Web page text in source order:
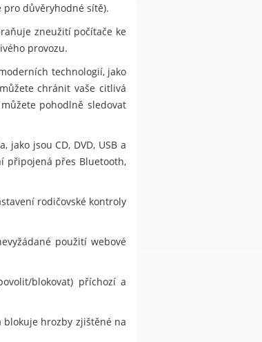
důvěryhodné sítě).
zneužití počítače ke
provozu.
technologií, jako
chránit vaše citlivá
pohodlně sledovat
jsou CD, DVD, USB a
připojená přes Bluetooth,
rodičovské kontroly
použití webové
blokovat) příchozí a
hrozby zjištěné na